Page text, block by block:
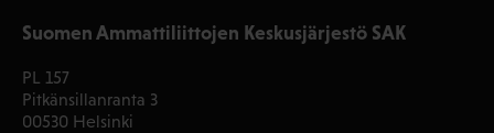
Suomen Ammattiliittojen Keskusjärjestö SAK
PL 157
Pitkänsillanranta 3
00530 Helsinki